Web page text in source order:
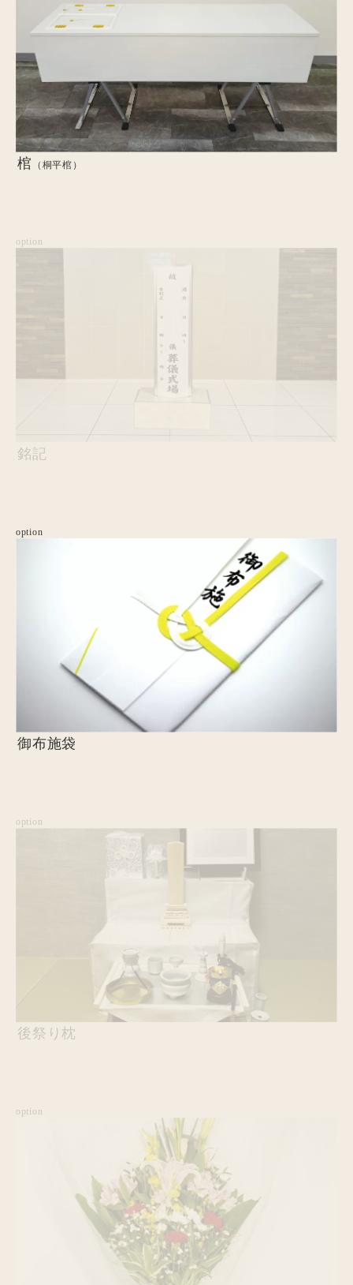
棺 （桐平棺）
option
銘記
option
御布施袋
option
後祭り枕
option